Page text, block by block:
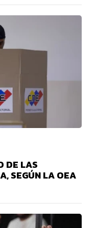
DE LAS
SEGÚN LA OEA